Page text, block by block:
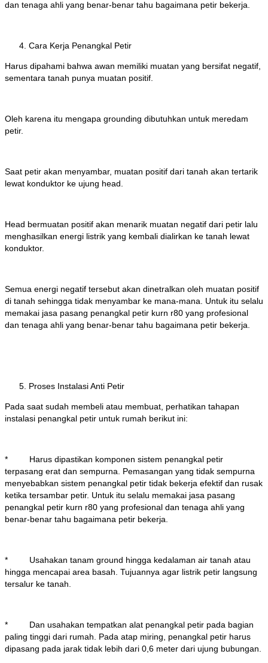
dan tenaga ahli yang benar-benar tahu bagaimana petir bekerja.
Cara Kerja Penangkal Petir
Harus dipahami bahwa awan memiliki muatan yang bersifat negatif,
sementara tanah punya muatan positif.
Oleh karena itu mengapa grounding dibutuhkan untuk meredam
petir.
Saat petir akan menyambar, muatan positif dari tanah akan tertarik
lewat konduktor ke ujung head.
Head bermuatan positif akan menarik muatan negatif dari petir lalu
menghasilkan energi listrik yang kembali dialirkan ke tanah lewat
konduktor.
Semua energi negatif tersebut akan dinetralkan oleh muatan positif
di tanah sehingga tidak menyambar ke mana-mana. Untuk itu selalu
memakai jasa pasang penangkal petir kurn r80 yang profesional
dan tenaga ahli yang benar-benar tahu bagaimana petir bekerja.
Proses Instalasi Anti Petir
Pada saat sudah membeli atau membuat, perhatikan tahapan
instalasi penangkal petir untuk rumah berikut ini:
* Harus dipastikan komponen sistem penangkal petir
terpasang erat dan sempurna. Pemasangan yang tidak sempurna
menyebabkan sistem penangkal petir tidak bekerja efektif dan rusak
ketika tersambar petir. Untuk itu selalu memakai jasa pasang
penangkal petir kurn r80 yang profesional dan tenaga ahli yang
benar-benar tahu bagaimana petir bekerja.
* Usahakan tanam ground hingga kedalaman air tanah atau
hingga mencapai area basah. Tujuannya agar listrik petir langsung
tersalur ke tanah.
* Dan usahakan tempatkan alat penangkal petir pada bagian
paling tinggi dari rumah. Pada atap miring, penangkal petir harus
dipasang pada jarak tidak lebih dari 0,6 meter dari ujung bubungan.